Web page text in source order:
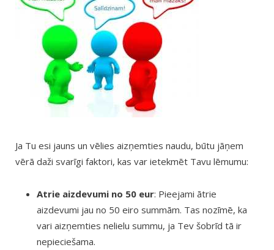
Ja Tu esi jauns un vēlies aizņemties naudu, būtu jāņem
vērā daži svarīgi faktori, kas var ietekmēt Tavu lēmumu:
Atrie aizdevumi no 50 eur: Pieejami ātrie
aizdevumi jau no 50 eiro summām. Tas nozīmē, ka
vari aizņemties nelielu summu, ja Tev šobrīd tā ir
nepieciešama.